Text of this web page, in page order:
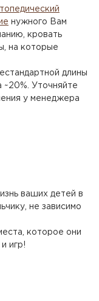
нужного Вам
кровать
на которые
длины
~20%. Уточняйте
у менеджера
ваших детей в
не зависимо
которое они
игр!